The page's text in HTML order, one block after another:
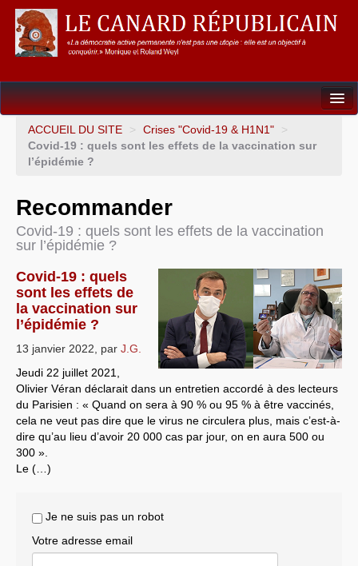
Dossiers
L’Union européenne
Gouvernance mondiale & mondialisation
International
Résistances
L’Empire américain
Systèmes & société sous contrôle
Nouvelles de l’antirépublique
Crises "Covid-19 & H1N1"
Guerre en Ukraine
ACCUEIL DU SITE > Crises "Covid-19 & H1N1"
>
Covid-19 : quels sont les effets de la vaccination sur
l’épidémie ?
Recommander
Covid-19 : quels sont les effets de la vaccination
sur l’épidémie ?
Covid-19 : quels
sont les effets de
la vaccination sur
l’épidémie ?
13 janvier 2022 par J.G.
Jeudi 22 juillet 2021,
Olivier Véran déclarait dans un entretien accordé à des lecteurs
du Parisien : « Quand on sera à 90 % ou 95 % à être vaccinés,
cela ne veut pas dire que le virus ne circulera plus, mais c’est-à-
dire qu’au lieu d’avoir 20 000 cas par jour, on en aura 500 ou
300 ».
Le (…)
Je ne suis pas un robot
Votre adresse email